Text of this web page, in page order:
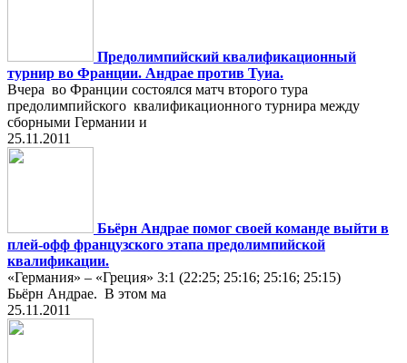
Предолимпийский квалификационный
турнир во Франции. Андрае против Туиа.
Вчера во Франции состоялся матч второго тура
предолимпийского квалификационного турнира между
сборными Германии и
25.11.2011
Бьёрн Андрае помог своей команде выйти в
плей-офф французского этапа предолимпийской
квалификации.
«Германия» – «Греция» 3:1 (22:25; 25:16; 25:16; 25:15)
Бьёрн Андрае. В этом ма
25.11.2011